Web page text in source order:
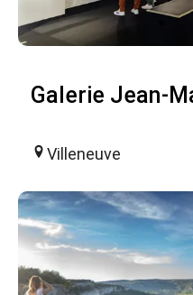
Galerie Jean-
Villeneuve